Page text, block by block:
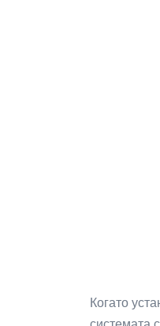
Когато